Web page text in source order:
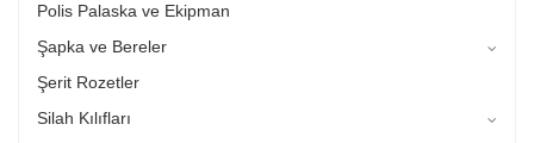
Polis Palaska ve Ekipman
Şapka ve Bereler
Şerit Rozetler
Silah Kılıfları